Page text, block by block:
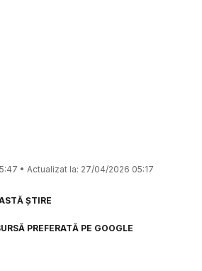
• Actualizat la: 27/04/2026 05:17
ȘTIRE
PREFERATĂ PE GOOGLE